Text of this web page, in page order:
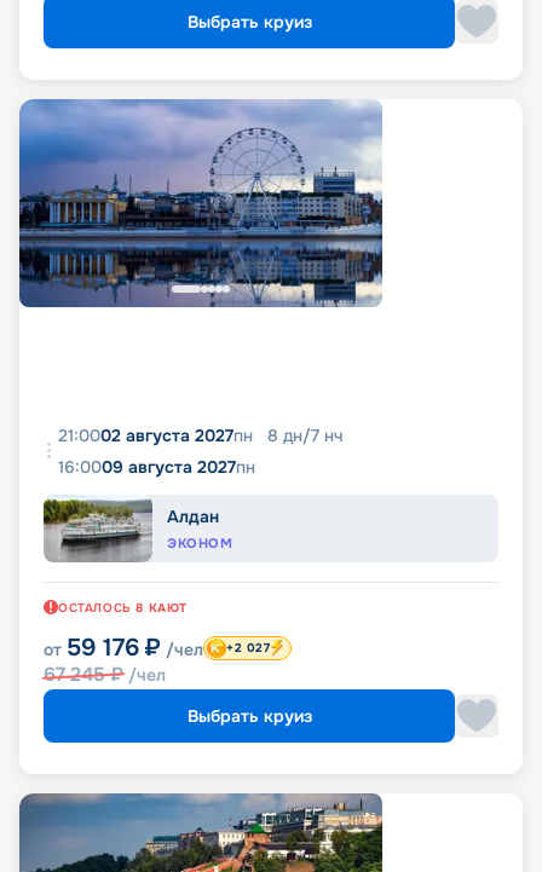
Выбрать круиз
21:0002 августа 2027пн 8 дн/7 нч
16:0009 августа 2027пн
Алдан
ЭКОНОМ
ОСТАЛОСЬ 8 КАЮТ
от 59 176 ₽ /чел
67 245₽ /чел
+2 027
Выбрать круиз